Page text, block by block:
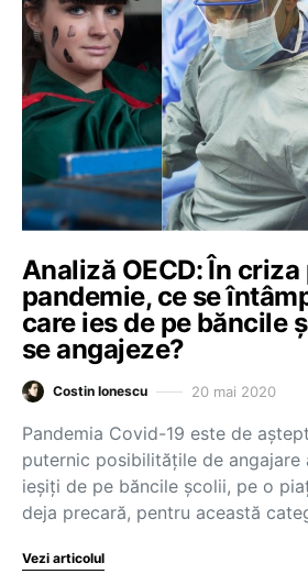
Analiză OECD: În
pandemie, ce se
care ies de pe băncile
se angajeze?
Costin Ionescu 20 mai 2020
Pandemia Covid-19 este de
puternic posibilitățile de angajare
ieșiți de pe băncile școlii, pe o
deja precară, pentru această
Vezi articolul